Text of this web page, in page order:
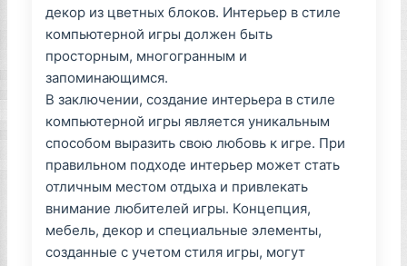
декор из цветных блоков. Интерьер в стиле
компьютерной игры должен быть
просторным, многогранным и
запоминающимся.
В заключении, создание интерьера в стиле
компьютерной игры является уникальным
способом выразить свою любовь к игре. При
правильном подходе интерьер может стать
отличным местом отдыха и привлекать
внимание любителей игры. Концепция,
мебель, декор и специальные элементы,
созданные с учетом стиля игры, могут